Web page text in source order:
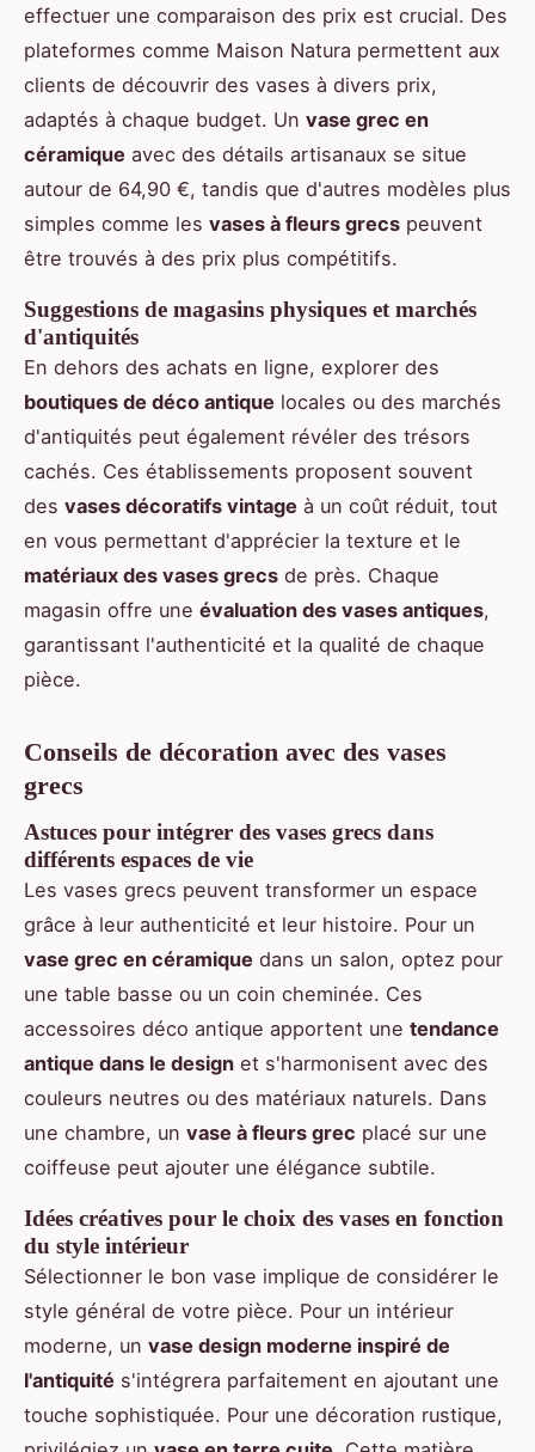
effectuer une comparaison des prix est crucial. Des
plateformes comme Maison Natura permettent aux
clients de découvrir des vases à divers prix,
adaptés à chaque budget. Un vase grec en
céramique avec des détails artisanaux se situe
autour de 64,90 €, tandis que d'autres modèles plus
simples comme les vases à fleurs grecs peuvent
être trouvés à des prix plus compétitifs.
Suggestions de magasins physiques et marchés
d'antiquités
En dehors des achats en ligne, explorer des
boutiques de déco antique locales ou des marchés
d'antiquités peut également révéler des trésors
cachés. Ces établissements proposent souvent
des vases décoratifs vintage à un coût réduit, tout
en vous permettant d'apprécier la texture et le
matériaux des vases grecs de près. Chaque
magasin offre une évaluation des vases antiques,
garantissant l'authenticité et la qualité de chaque
pièce.
Conseils de décoration avec des vases
grecs
Astuces pour intégrer des vases grecs dans
différents espaces de vie
Les vases grecs peuvent transformer un espace
grâce à leur authenticité et leur histoire. Pour un
vase grec en céramique dans un salon, optez pour
une table basse ou un coin cheminée. Ces
accessoires déco antique apportent une tendance
antique dans le design et s'harmonisent avec des
couleurs neutres ou des matériaux naturels. Dans
une chambre, un vase à fleurs grec placé sur une
coiffeuse peut ajouter une élégance subtile.
Idées créatives pour le choix des vases en fonction
du style intérieur
Sélectionner le bon vase implique de considérer le
style général de votre pièce. Pour un intérieur
moderne, un vase design moderne inspiré de
l'antiquité s'intégrera parfaitement en ajoutant une
touche sophistiquée. Pour une décoration rustique,